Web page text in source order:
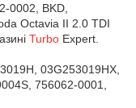
0002, BKD,
Octavia II 2.0 TDI
Turbo Expert.
03G253019HX,
756062-0001,